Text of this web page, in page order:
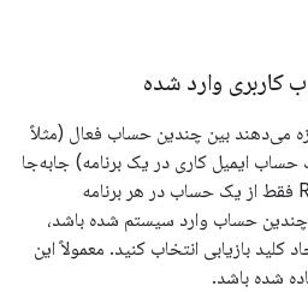
کاربری وارد شده
می‌دهند بین چندین حساب فعال (مثلاً
ایمیل کاری در یک برنامه) جابه‌جا
شوند. Restore Credentials فقط از یک حساب در هر برنامه
چندین حساب وارد سیستم شده باشد،
بازیابی انتخاب کنید. معمولاً این
شده باشد.